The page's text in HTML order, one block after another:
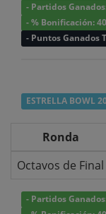
- Partidos
- % Bonificación:
- Puntos Ganados
ESTRELLA BOWL
Ronda
Octavos de Final
- Partidos